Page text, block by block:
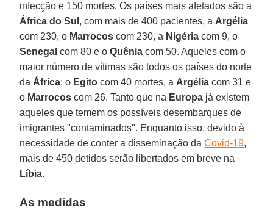
infecção e 150 mortes. Os países mais afetados são a
África do Sul , com mais de 400 pacientes, a Argélia
com 230, o Marrocos com 230, a Nigéria com 9, o
Senegal com 80 e oQuênia com 50. Aqueles com o
maior número de vítimas são todos os países do norte
da África: o Egito com 40 mortes, a Argélia com 31 e
o Marrocos com 26. Tanto que na Europa já existem
aqueles que temem os possíveis desembarques de
imigrantes "contaminados". Enquanto isso, devido à
necessidade de conter a disseminação daCovid-19,
mais de 450 detidos serão libertados em breve na
Líbia.
As medidas